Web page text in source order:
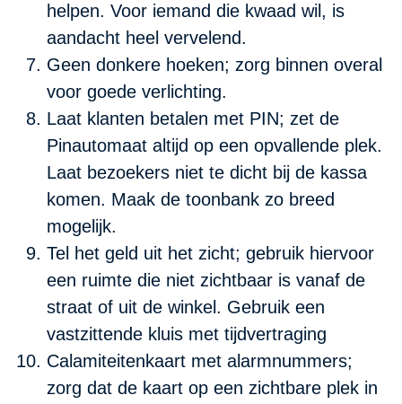
helpen. Voor iemand die kwaad wil, is
aandacht heel vervelend.
Geen donkere hoeken; zorg binnen overal
voor goede verlichting.
Laat klanten betalen met PIN; zet de
Pinautomaat altijd op een opvallende plek.
Laat bezoekers niet te dicht bij de kassa
komen. Maak de toonbank zo breed
mogelijk.
Tel het geld uit het zicht; gebruik hiervoor
een ruimte die niet zichtbaar is vanaf de
straat of uit de winkel. Gebruik een
vastzittende kluis met tijdvertraging
Calamiteitenkaart met alarmnummers;
zorg dat de kaart op een zichtbare plek in